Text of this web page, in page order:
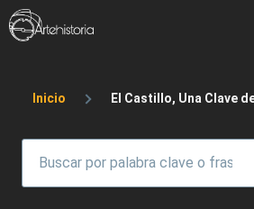
Pasar al contenido principal
Sobrescribir enlaces
Inicio El Castillo, Una Clave